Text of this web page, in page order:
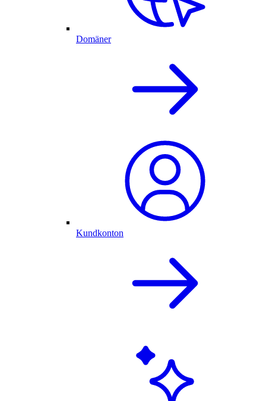
Domäner
Kundkonton